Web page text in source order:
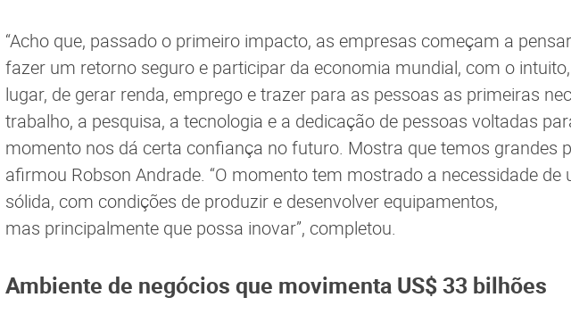
“Acho que, passado o primeiro impacto, as empresas começam a
fazer um retorno seguro e participar da economia mundial, com o
lugar, de gerar renda, emprego e trazer para as pessoas as primeiras
trabalho, a pesquisa, a tecnologia e a dedicação de pessoas voltadas
momento nos dá certa confiança no futuro. Mostra que temos grandes
afirmou Robson Andrade. “O momento tem mostrado a necessidade de
sólida, com condições de produzir e desenvolver equipamentos,
mas principalmente que possa inovar”, completou.
Ambiente de negócios que movimenta US$ 33 bilhões